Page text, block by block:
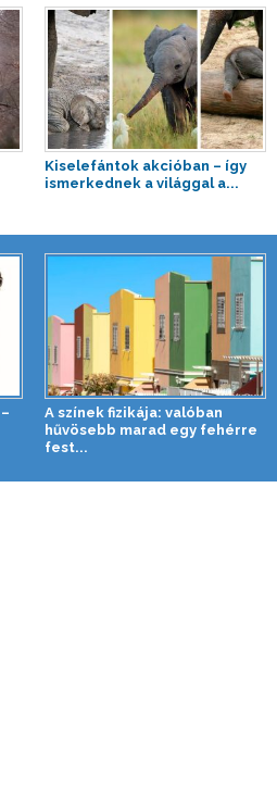
Kiselefántok akcióban – így
ismerkednek a világgal a...
A színek fizikája: valóban
hűvösebb marad egy fehérre
fest...